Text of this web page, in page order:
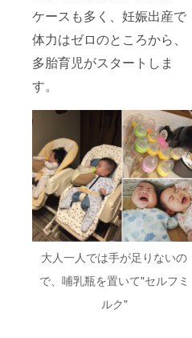
ケースも多く、妊娠出産で
体力はゼロのところから、
多胎育児がスタートしま
す。
大人一人では手が足りないの
で、哺乳瓶を置いて"セルフミ
ルク"